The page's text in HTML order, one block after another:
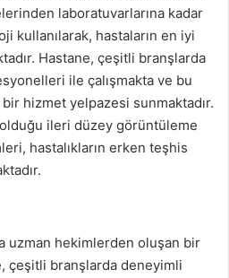
laboratuvarlarına kadar
kullanılarak, hastaların en iyi
Hastane, çeşitli branşlarda
ile çalışmakta ve bu
hizmet yelpazesi sunmaktadır.
ileri düzey görüntüleme
hastalıkların erken teşhis
uzman hekimlerden oluşan bir
çeşitli branşlarda deneyimli